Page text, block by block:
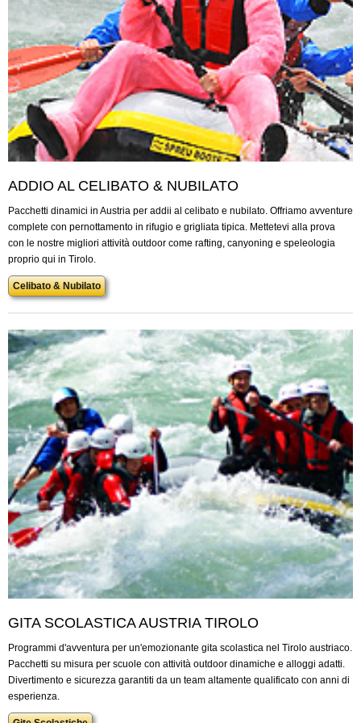
ADDIO AL CELIBATO & NUBILATO
Pacchetti dinamici in Austria per addii al celibato e nubilato. Offriamo avventure
complete con pernottamento in rifugio e grigliata tipica. Mettetevi alla prova
con le nostre migliori attività outdoor come rafting, canyoning e speleologia
proprio qui in Tirolo.
Celibato & Nubilato
GITA SCOLASTICA AUSTRIA TIROLO
Programmi d'avventura per un'emozionante gita scolastica nel Tirolo austriaco.
Pacchetti su misura per scuole con attività outdoor dinamiche e alloggi adatti.
Divertimento e sicurezza garantiti da un team altamente qualificato con anni di
esperienza.